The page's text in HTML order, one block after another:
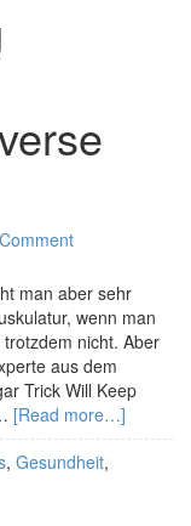
man aber sehr
wenn man
nicht. Aber
aus dem
Trick Will Keep
[Read more…]
, Gesundheit,